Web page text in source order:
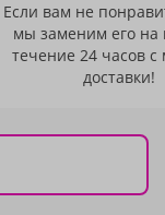
Если вам не
мы заменим его на
течение 24 часов с
доставки!